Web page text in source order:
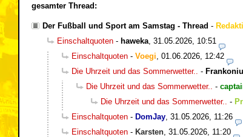
gesamter Thread:
Der Fußball und Sport am Samstag - Thread -
Einschaltquoten - haweka 31.05.2026, 10:51
Einschaltquoten - Voegi 01.06.2026, 12:42
Die Uhrzeit und das Sommerwetter..
-
Die Uhrzeit und das Sommerwetter..
-
Die Uhrzeit und das Sommerwetter..
-
Einschaltquoten - DomJay 31.05.2026, 11:26
Einschaltquoten - Karsten 31.05.2026, 11:20